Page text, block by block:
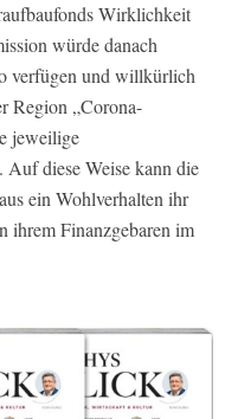
Wirklichkeit
würde danach
verfügen und willkürlich
Region „Corona-
jeweilige
Auf diese Weise kann die
ein Wohlverhalten ihr
ihrem Finanzgebaren im